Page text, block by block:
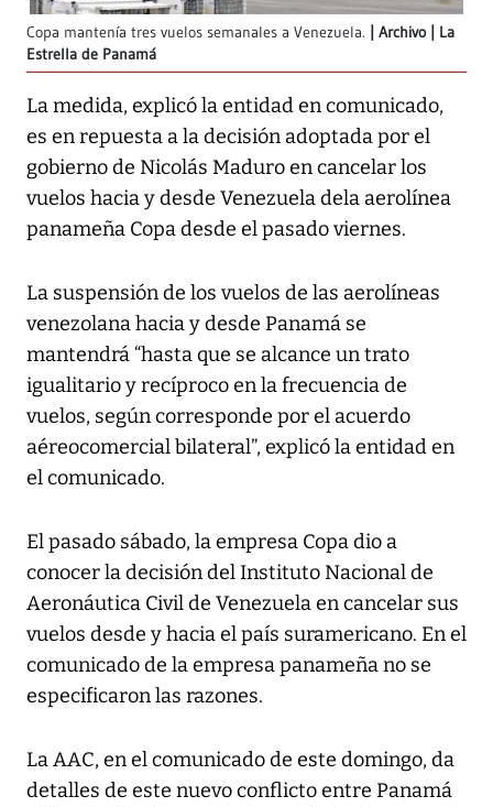
Copa mantenía tres vuelos semanales a Venezuela.
Archivo | La
Estrella de Panamá
La medida, explicó la entidad en comunicado,
es en repuesta a la decisión adoptada por el
gobierno de Nicolás Maduro en cancelar los
vuelos hacia y desde Venezuela dela aerolínea
panameña Copa desde el pasado viernes.
La suspensión de los vuelos de las aerolíneas
venezolana hacia y desde Panamá se
mantendrá “hasta que se alcance un trato
igualitario y recíproco en la frecuencia de
vuelos, según corresponde por el acuerdo
aéreocomercial bilateral”, explicó la entidad en
el comunicado.
El pasado sábado, la empresa Copa dio a
conocer la decisión del Instituto Nacional de
Aeronáutica Civil de Venezuela en cancelar sus
vuelos desde y hacia el país suramericano. En el
comunicado de la empresa panameña no se
especificaron las razones.
La AAC, en el comunicado de este domingo, da
detalles de este nuevo conflicto entre Panamá